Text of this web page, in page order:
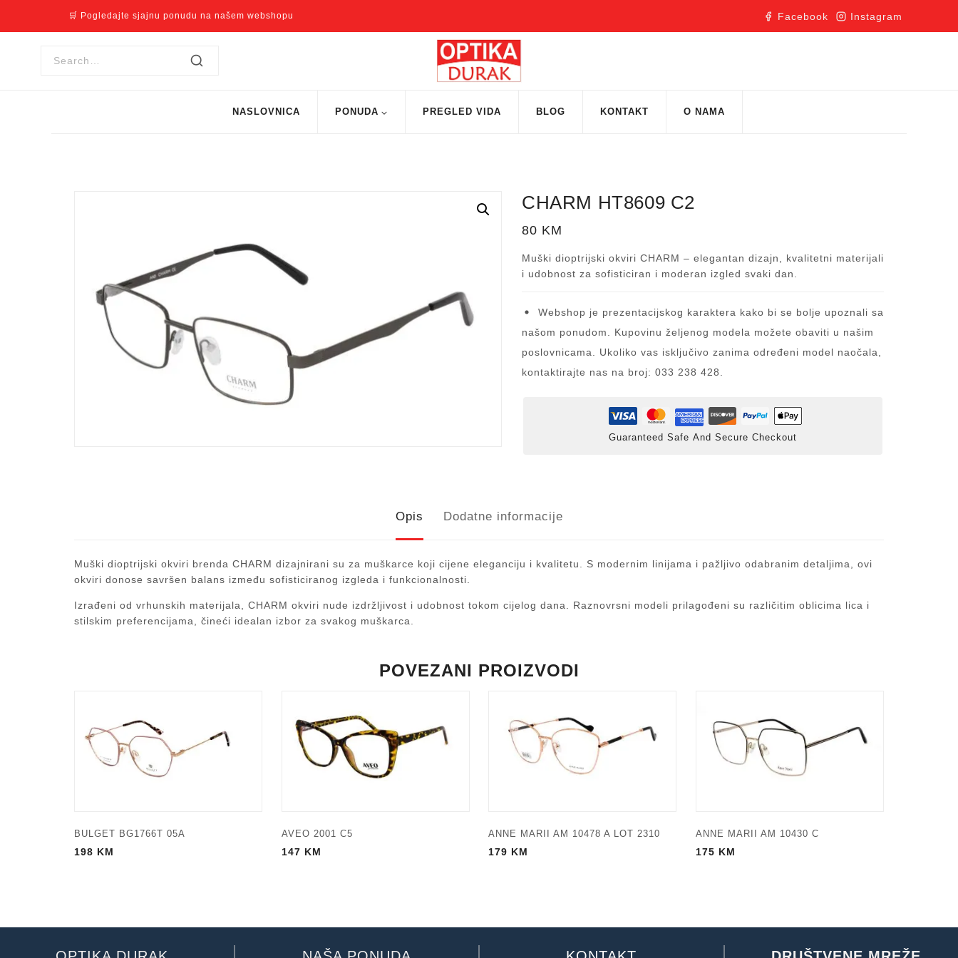
🛒 Pogledajte sjajnu ponudu na našem webshopu Facebook Instagram
NASLOVNICA PONUDA PREGLED VIDA BLOG KONTAKT O NAMA
CHARM HT8609 C2
80 KM
Muški dioptrijski okviri CHARM – elegantan dizajn, kvalitetni materijali
i udobnost za sofisticiran i moderan izgled svaki dan.
Webshop je prezentacijskog karaktera kako bi se bolje upoznali sa
našom ponudom. Kupovinu željenog modela možete obaviti u našim
poslovnicama. Ukoliko vas isključivo zanima određeni model naočala,
kontaktirajte nas na broj: 033 238 428.
Guaranteed Safe And Secure Checkout
Opis Dodatne informacije
Muški dioptrijski okviri brenda CHARM dizajnirani su za muškarce koji cijene eleganciju i kvalitetu. S modernim linijama i pažljivo odabranim detaljima, ovi
okviri donose savršen balans između sofisticiranog izgleda i funkcionalnosti.
Izrađeni od vrhunskih materijala, CHARM okviri nude izdržljivost i udobnost tokom cijelog dana. Raznovrsni modeli prilagođeni su različitim oblicima lica i
stilskim preferencijama, čineći idealan izbor za svakog muškarca.
POVEZANI PROIZVODI
BULGET BG1766T 05A
198 KM
AVEO 2001 C5
147 KM
ANNE MARII AM 10478 A LOT 2310
179 KM
ANNE MARII AM 10430 C
175 KM